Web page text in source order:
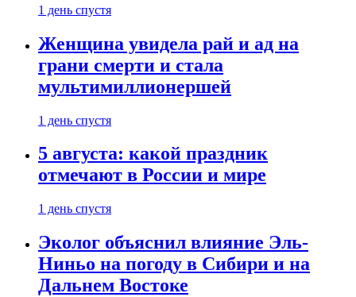
1 день спустя
Женщина увидела рай и ад на
грани смерти и стала
мультимиллионершей
1 день спустя
5 августа: какой праздник
отмечают в России и мире
1 день спустя
Эколог объяснил влияние Эль-
Ниньо на погоду в Сибири и на
Дальнем Востоке